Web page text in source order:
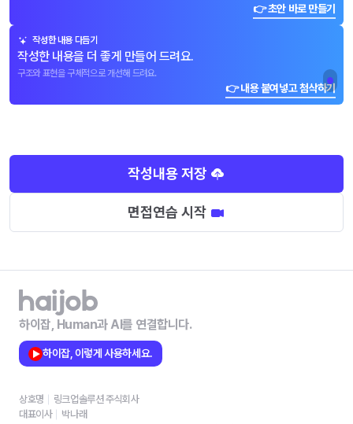
👉 초안 바로 만들기
작성한 내용 다듬기
작성한 내용을 더 좋게 만들어 드려요.
구조와 표현을 구체적으로 개선해 드려요.
👉 내용 붙여넣고 첨삭하기
작성내용 저장
면접연습 시작
하이잡, Human과 AI를 연결합니다.
하이잡, 이렇게 사용하세요.
상호명
링크업솔루션 주식회사
대표이사
박나래